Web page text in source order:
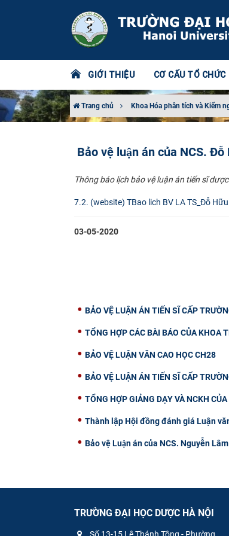
GIỚI THIỆU CƠ CẤU TỔ CHỨC
Trang chủ Khoa Hóa phân tích và Kiểm
Bảo vệ luận án của NCS. Đỗ
Thông báo lịch bảo vệ luận án tiến sĩ
7.2. (website) TBao lich BV LA TS_Đỗ
03-05-2020
BẢO VỆ LUẬN ÁN TIẾN SĨ CẤP
TỔNG HỢP CÁC BÀI BÁO CỦA KHOA
BẢO VỆ LUẬN VĂN CAO HỌC CH28
BẢO VỆ LUẬN ÁN TIẾN SĨ CẤP
TỔNG HỢP GIẢNG DẠY VÀ NCKH
Thành lập Hội đồng đánh giá Luận
Bảo vệ Luận án của NCS. Nguyễn
TRƯỜNG ĐẠI HỌC DƯỢC HÀ NỘI